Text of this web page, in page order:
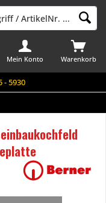
- 5930
Warenkorb
Mein Konto